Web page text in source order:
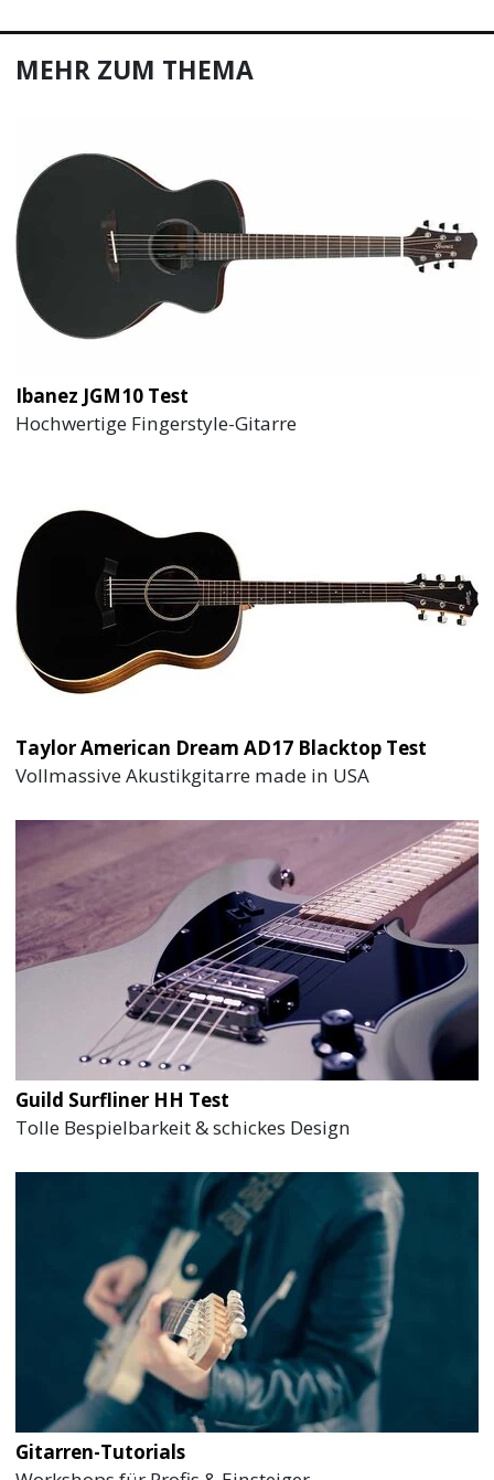
MEHR ZUM THEMA
Ibanez JGM10 Test
Hochwertige Fingerstyle-Gitarre
Taylor American Dream AD17 Blacktop Test
Vollmassive Akustikgitarre made in USA
Guild Surfliner HH Test
Tolle Bespielbarkeit & schickes Design
Gitarren-Tutorials